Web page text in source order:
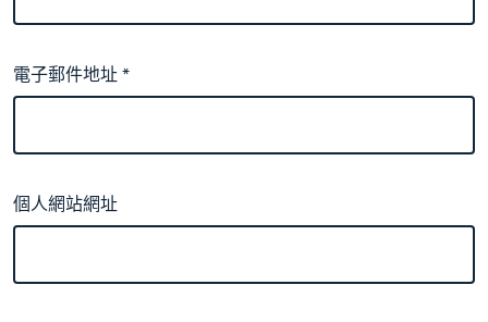
電子郵件地址*
個人網站網址